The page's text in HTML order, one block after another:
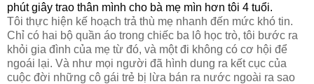
phút giây trao thân mình cho bà mẹ mìn hơn tôi 4 tuổi.
Tôi thực hiện kế hoạch trả thù mẹ nhanh đến mức khó tin.
Chỉ có hai bộ quần áo trong chiếc ba lô học trò, tôi bước ra
khỏi gia đình của mẹ từ đó, và một đi không có cơ hội để
ngoái lại. Và như mọi người đã hình dung ra kết cục của
cuộc đời những cô gái trẻ bị lừa bán ra nước ngoài ra sao